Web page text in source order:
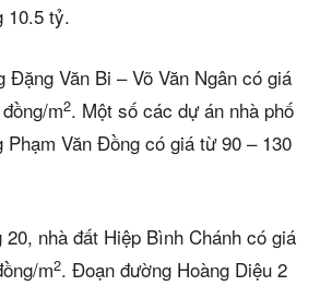
10.5 tỷ.
Đặng Văn Bi – Võ Văn Ngân có giá
m2. Một số các dự án nhà phố
Văn Đồng có giá từ 90 – 130
nhà đất Hiệp Bình Chánh có giá
m2. Đoạn đường Hoàng Diệu 2